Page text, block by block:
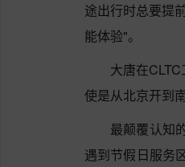
途出行时总要提
能体验"。
大唐在
使是从北京开到
最颠覆认知
遇到节假日服务